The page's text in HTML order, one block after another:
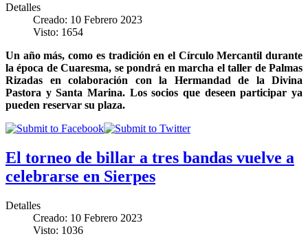
Detalles
Creado: 10 Febrero 2023
Visto: 1654
Un año más, como es tradición en el Círculo Mercantil durante
la época de Cuaresma, se pondrá en marcha el taller de Palmas
Rizadas en colaboración con la Hermandad de la Divina
Pastora y Santa Marina. Los socios que deseen participar ya
pueden reservar su plaza.
El torneo de billar a tres bandas vuelve a
celebrarse en Sierpes
Detalles
Creado: 10 Febrero 2023
Visto: 1036